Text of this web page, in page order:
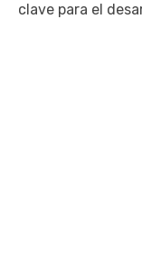
clave para el